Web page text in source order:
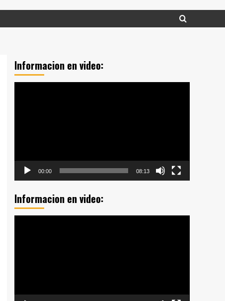
Informacion en video:
00:00 08:13
Informacion en video: